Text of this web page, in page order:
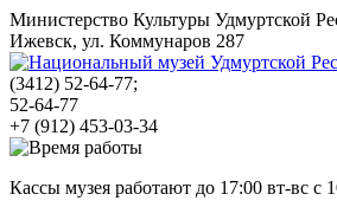
Министерство Культуры Удмуртской
Ижевск, ул. Коммунаров 287
(3412) 52-64-77;
52-64-77
+7 (912) 453-03-34
Кассы музея работают до 17:00 вт-вс с